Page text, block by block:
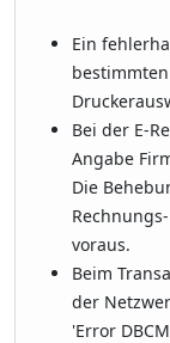
Ein
Bei der E-
Angabe
Die
voraus.
Beim
der
'Error